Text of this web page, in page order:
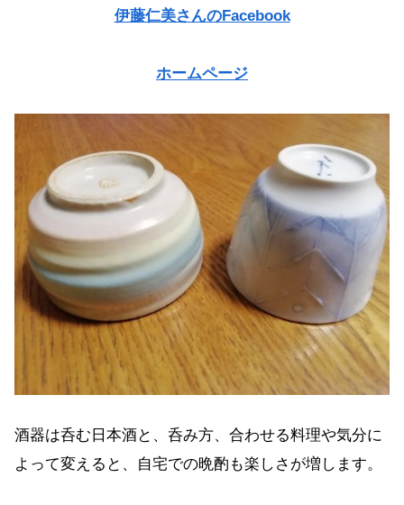
伊藤仁美さんのFacebook
ホームページ
酒器は呑む日本酒と、呑み方、合わせる料理や気分に
よって変えると、自宅での晩酌も楽しさが増します。